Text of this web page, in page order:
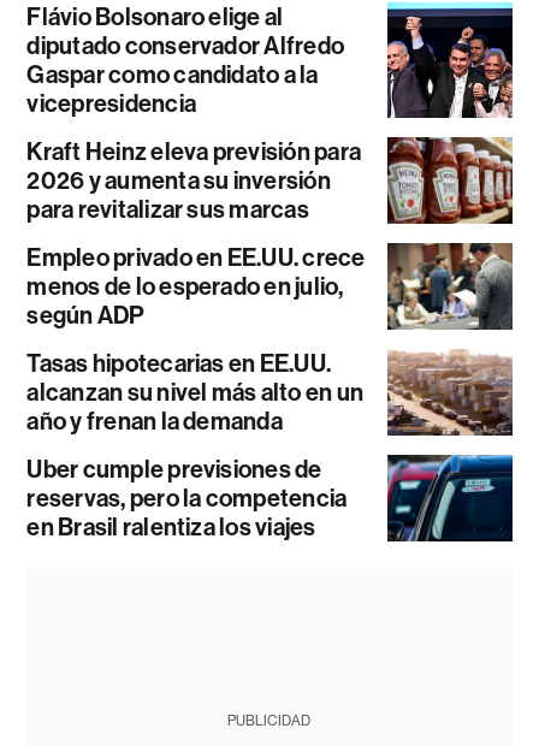
Flávio Bolsonaro elige al
diputado conservador Alfredo
Gaspar como candidato a la
vicepresidencia
Kraft Heinz eleva previsión para
2026 y aumenta su inversión
para revitalizar sus marcas
Empleo privado en EE.UU. crece
menos de lo esperado en julio,
según ADP
Tasas hipotecarias en EE.UU.
alcanzan su nivel más alto en un
año y frenan la demanda
Uber cumple previsiones de
reservas, pero la competencia
en Brasil ralentiza los viajes
PUBLICIDAD